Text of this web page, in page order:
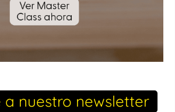
a nuestro newsletter